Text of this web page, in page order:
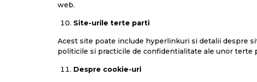
web.
Site-urile terte parti
Acest site poate include hyperlinkuri si detalii despre
politicile si practicile de confidentialitate ale unor terte
Despre cookie-uri